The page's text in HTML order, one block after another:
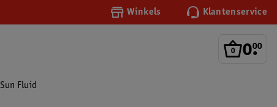
Winkels Klantenservice
0.
00
Fluid